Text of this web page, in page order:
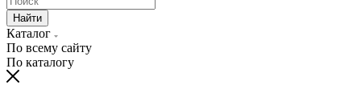
Найти
Каталог
По всему сайту
По каталогу